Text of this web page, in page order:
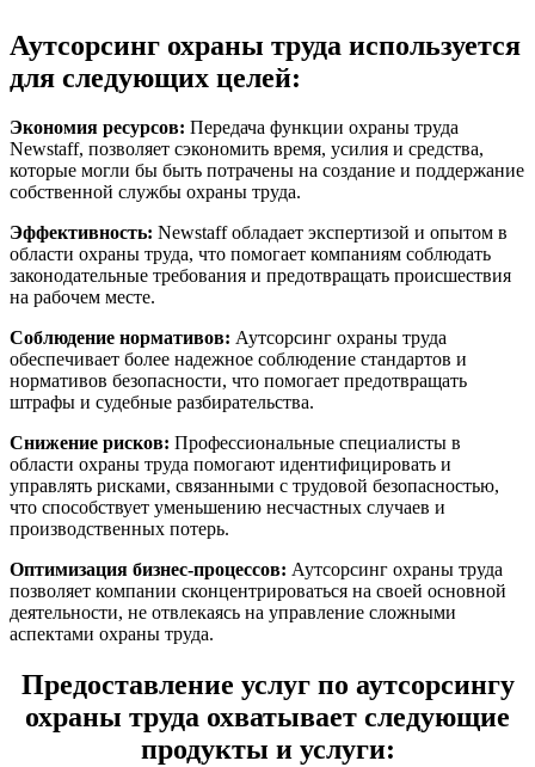
Аутсорсинг охраны труда используется
для следующих целей:
Экономия ресурсов: Передача функции охраны труда
Newstaff, позволяет сэкономить время, усилия и средства,
которые могли бы быть потрачены на создание и поддержание
собственной службы охраны труда.
Эффективность: Newstaff обладает экспертизой и опытом в
области охраны труда, что помогает компаниям соблюдать
законодательные требования и предотвращать происшествия
на рабочем месте.
Соблюдение нормативов: Аутсорсинг охраны труда
обеспечивает более надежное соблюдение стандартов и
нормативов безопасности, что помогает предотвращать
штрафы и судебные разбирательства.
Снижение рисков: Профессиональные специалисты в
области охраны труда помогают идентифицировать и
управлять рисками, связанными с трудовой безопасностью,
что способствует уменьшению несчастных случаев и
производственных потерь.
Оптимизация бизнес-процессов: Аутсорсинг охраны труда
позволяет компании сконцентрироваться на своей основной
деятельности, не отвлекаясь на управление сложными
аспектами охраны труда.
Предоставление услуг по аутсорсингу
охраны труда охватывает следующие
продукты и услуги: